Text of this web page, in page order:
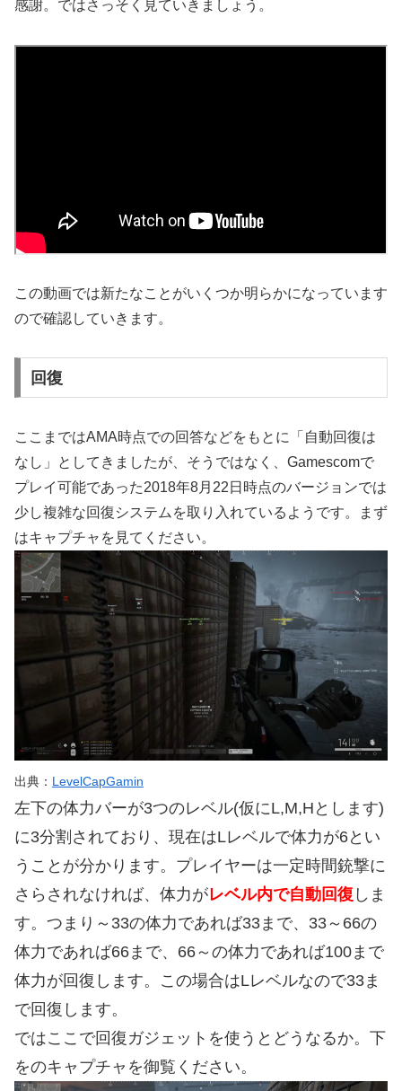
感謝。ではさっそく見ていきましょう。
この動画では新たなことがいくつか明らかになっています
ので確認していきます。
回復
ここまではAMA時点での回答などをもとに「自動回復は
なし」としてきましたが、そうではなく、Gamescomで
プレイ可能であった2018年8月22日時点のバージョンでは
少し複雑な回復システムを取り入れているようです。まず
はキャプチャを見てください。
出典： LevelCapGamin
左下の体力バーが3つのレベル(仮にL,M,Hとします)
に3分割されており、現在はLレベルで体力が6とい
うことが分かります。プレイヤーは一定時間銃撃に
さらされなければ、体力がレベル内で自動回復 しま
す。つまり～33の体力であれば33まで、33～66の
体力であれば66まで、66～の体力であれば100まで
体力が回復します。この場合はLレベルなので33ま
で回復します。
ではここで回復ガジェットを使うとどうなるか。下
をのキャプチャを御覧ください。